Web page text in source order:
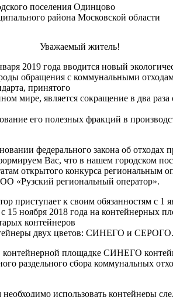
поселения Одинцово
района Московской области
Уважаемый житель!
2019 года вводится новый
обращения с коммунальными
принятого
мире, является сокращение в два раза
его полезных фракций в
федерального закона об отходах
Вас, что в нашем городском
открытого конкурса региональным
«Рузский региональный оператор».
приступает к своим обязанностям с 1
2018 года на контейнерных
контейнеров
двух цветов: СИНЕГО и СЕРОГО.
площадке СИНЕГО
раздельного сбора коммунальных
использовать контейнеры